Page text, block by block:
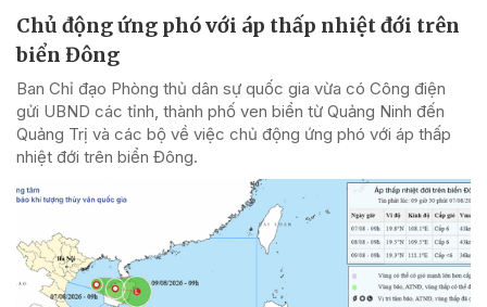
Chủ động ứng phó với áp thấp nhiệt đới trên
biển Đông
Ban Chỉ đạo Phòng thủ dân sự quốc gia vừa có Công điện
gửi UBND các tỉnh, thành phố ven biển từ Quảng Ninh đến
Quảng Trị và các bộ về việc chủ động ứng phó với áp thấp
nhiệt đới trên biển Đông.